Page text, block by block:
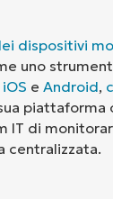
dispositivi
uno
e Android,
piattaforma
IT di
centralizzata.